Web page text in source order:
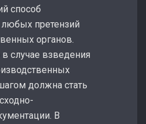
способ
любых претензий
органов.
случае взведения
должна стать
В